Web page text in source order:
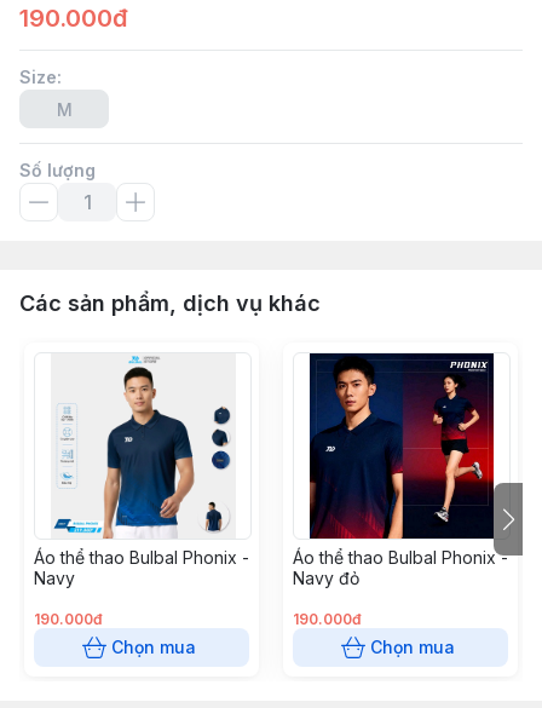
190.000đ
Size:
M
Số lượng
Các sản phẩm, dịch vụ khác
Áo thể thao Bulbal Phonix -
Navy
190.000đ
Chọn mua
Áo thể thao Bulbal Phonix -
Navy đỏ
190.000đ
Chọn mua